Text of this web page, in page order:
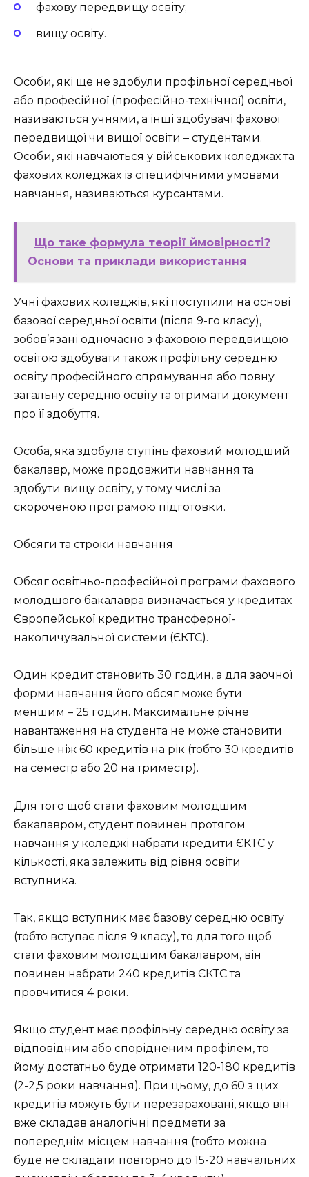
фахову передвищу освіту;
вищу освіту.
Особи, які ще не здобули профільної середньої
або професійної (професійно-технічної) освіти,
називаються учнями, а інші здобувачі фахової
передвищої чи вищої освіти – студентами.
Особи, які навчаються у військових коледжах та
фахових коледжах із специфічними умовами
навчання, називаються курсантами.
Що таке формула теорії ймовірності?
Основи та приклади використання
Учні фахових коледжів, які поступили на основі
базової середньої освіти (після 9-го класу),
зобов’язані одночасно з фаховою передвищою
освітою здобувати також профільну середню
освіту професійного спрямування або повну
загальну середню освіту та отримати документ
про її здобуття.
Особа, яка здобула ступінь фаховий молодший
бакалавр, може продовжити навчання та
здобути вищу освіту, у тому числі за
скороченою програмою підготовки.
Обсяги та строки навчання
Обсяг освітньо-професійної програми фахового
молодшого бакалавра визначається у кредитах
Європейської кредитно трансферної-
накопичувальної системи (ЄКТС).
Один кредит становить 30 годин, а для заочної
форми навчання його обсяг може бути
меншим – 25 годин. Максимальне річне
навантаження на студента не може становити
більше ніж 60 кредитів на рік (тобто 30 кредитів
на семестр або 20 на триместр).
Для того щоб стати фаховим молодшим
бакалавром, студент повинен протягом
навчання у коледжі набрати кредити ЄКТС у
кількості, яка залежить від рівня освіти
вступника.
Так, якщо вступник має базову середню освіту
(тобто вступає після 9 класу), то для того щоб
стати фаховим молодшим бакалавром, він
повинен набрати 240 кредитів ЄКТС та
провчитися 4 роки.
Якщо студент має профільну середню освіту за
відповідним або спорідненим профілем, то
йому достатньо буде отримати 120-180 кредитів
(2-2,5 роки навчання). При цьому, до 60 з цих
кредитів можуть бути перезараховані, якщо він
вже складав аналогічні предмети за
попереднім місцем навчання (тобто можна
буде не складати повторно до 15-20 навчальних